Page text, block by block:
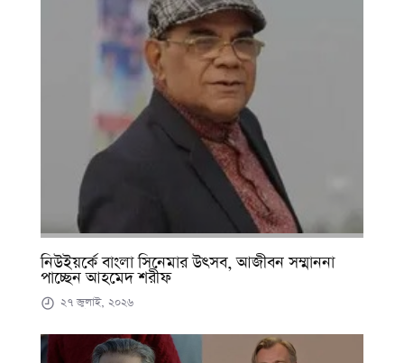
নিউইয়র্কে বাংলা সিনেমার উৎসব, আজীবন সম্মাননা
পাচ্ছেন আহমেদ শরীফ
২৭ জুলাই, ২০২৬